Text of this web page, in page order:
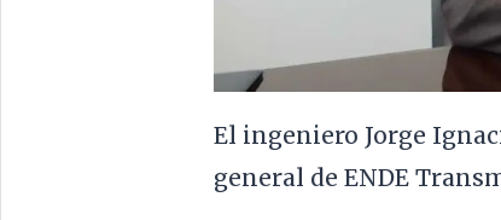
El ingeniero Jorge
general de ENDE